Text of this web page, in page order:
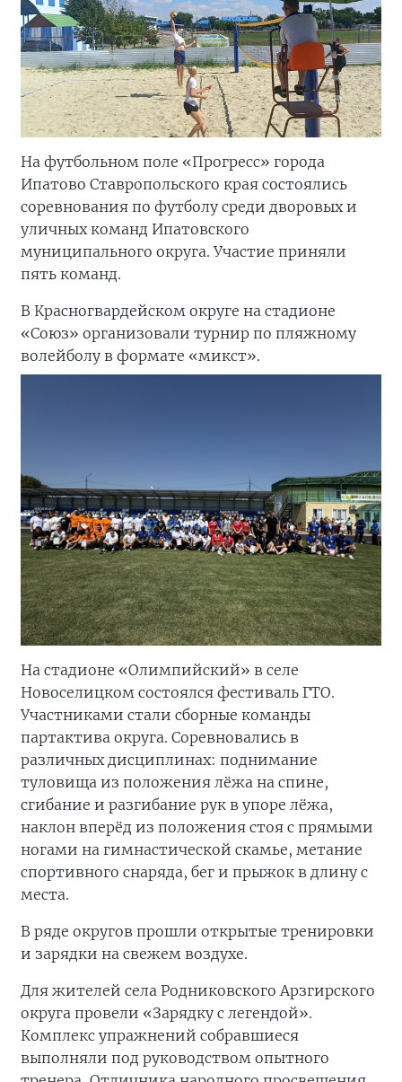
На футбольном поле «Прогресс» города
Ипатово Ставропольского края состоялись
соревнования по футболу среди дворовых и
уличных команд Ипатовского
муниципального округа. Участие приняли
пять команд.
В Красногвардейском округе на стадионе
«Союз» организовали турнир по пляжному
волейболу в формате «микст».
На стадионе «Олимпийский» в селе
Новоселицком состоялся фестиваль ГТО.
Участниками стали сборные команды
партактива округа. Соревновались в
различных дисциплинах: поднимание
туловища из положения лёжа на спине,
сгибание и разгибание рук в упоре лёжа,
наклон вперёд из положения стоя с прямыми
ногами на гимнастической скамье, метание
спортивного снаряда, бег и прыжок в длину с
места.
В ряде округов прошли открытые тренировки
и зарядки на свежем воздухе.
Для жителей села Родниковского Арзгирского
округа провели «Зарядку с легендой».
Комплекс упражнений собравшиеся
выполняли под руководством опытного